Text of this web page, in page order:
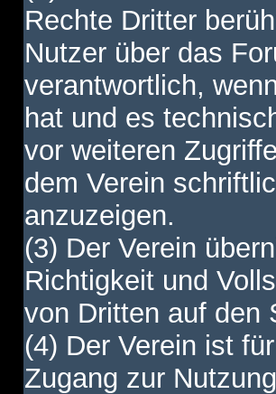
Rechte Dritter
Nutzer über das
verantwortlich,
hat und es
vor weiteren
dem Verein
anzuzeigen.
(3) Der Verein
Richtigkeit und
von Dritten auf den
(4) Der Verein ist
Zugang zur